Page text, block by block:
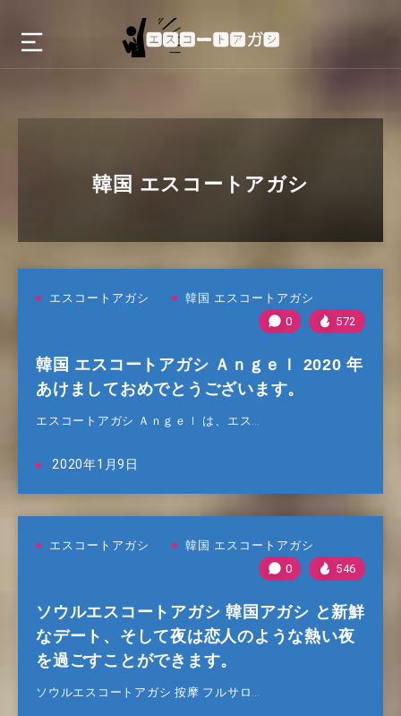
韓国 エスコートアガシ
エスコートアガシ
韓国 エスコートアガシ
0
572
韓国 エスコートアガシ Ａｎｇｅｌ 2020 年
あけましておめでとうございます。
エスコートアガシ Ａｎｇｅｌ は、エス…
2020年1月9日
エスコートアガシ
韓国 エスコートアガシ
0
546
ソウルエスコートアガシ 韓国アガシ と新鮮
なデート、そして夜は恋人のような熱い夜
を過ごすことができます。
ソウルエスコートアガシ 按摩 フルサロ…